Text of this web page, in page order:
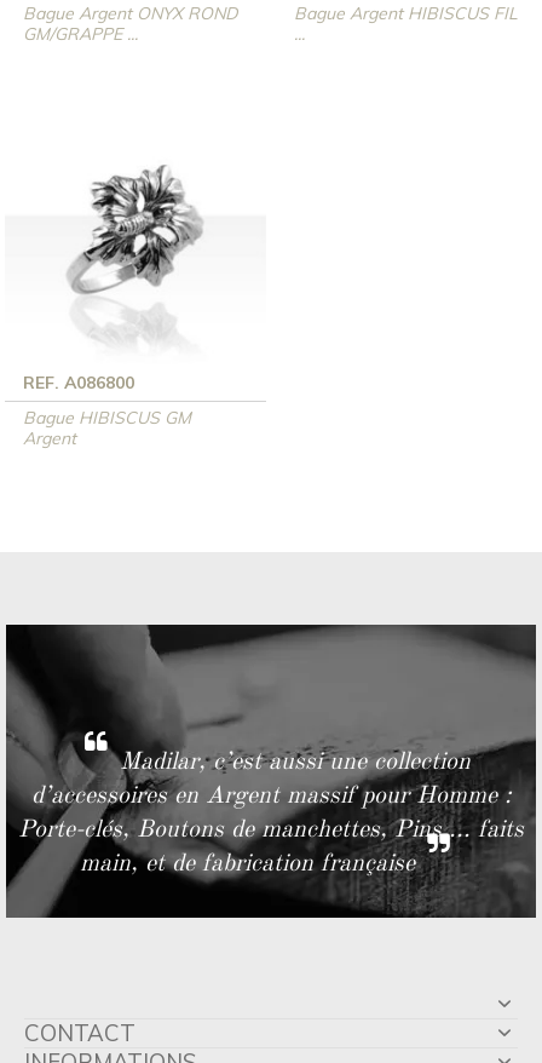
Bague Argent ONYX ROND
GM/GRAPPE ...
Bague Argent HIBISCUS FIL
...
REF. A086800
Bague HIBISCUS GM
Argent
Madilar, c’est aussi une collection
d’accessoires en Argent massif pour Homme :
Porte-clés, Boutons de manchettes, Pins ... faits
main, et de fabrication française
CONTACT